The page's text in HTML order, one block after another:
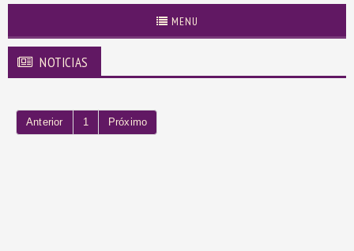
MENU
NOTICIAS
Anterior 1 Próximo